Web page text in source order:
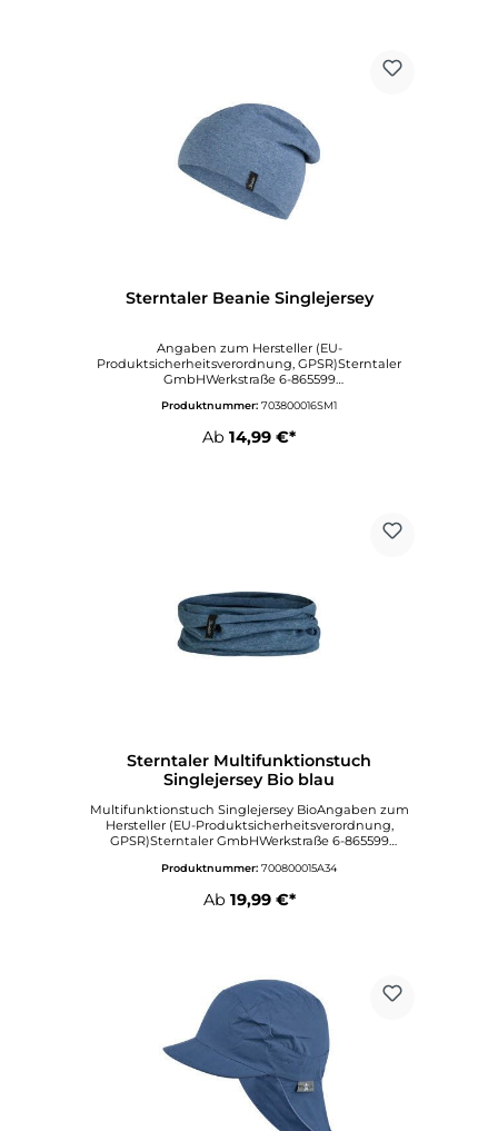
Sterntaler Beanie Singlejersey
Angaben zum Hersteller (EU-
Produktsicherheitsverordnung, GPSR)Sterntaler
GmbHWerkstraße 6-865599
rntaler.com
Produktnummer: 703800016SM1
Ab 14,99 €*
Sterntaler Multifunktionstuch
Singlejersey Bio blau
Multifunktionstuch Singlejersey BioAngaben zum
Hersteller (EU-Produktsicherheitsverordnung,
GPSR)Sterntaler GmbHWerkstraße 6-865599
rntaler.com
Produktnummer: 700800015A34
Ab 19,99 €*